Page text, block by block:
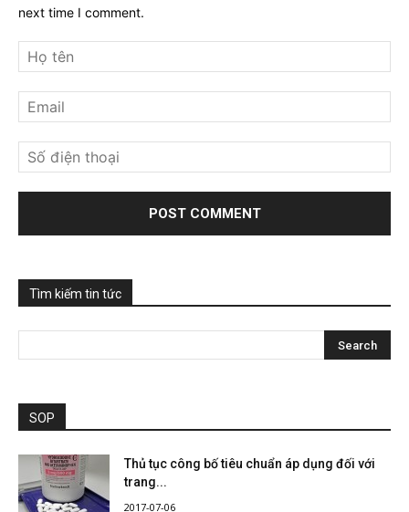
next time I comment.
Tìm kiếm tin tức
SOP
Thủ tục công bố tiêu chuẩn áp dụng đối với
trang...
2017-07-06